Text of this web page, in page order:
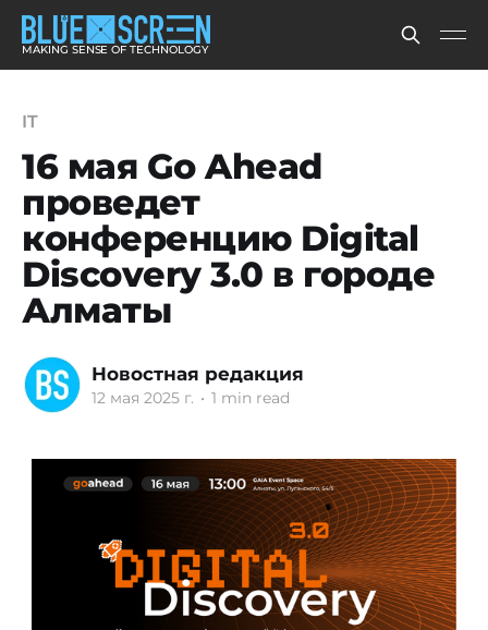
MAKING SENSE OF TECHNOLOGY
IT
16 мая Go Ahead
проведет
конференцию Digital
Discovery 3.0 в городе
Алматы
Новостная редакция
12 мая 2025 г. • 1 min read